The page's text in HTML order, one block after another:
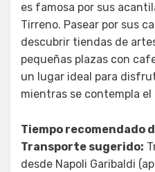
es famosa por sus
Tirreno. Pasear por sus
descubrir tiendas de
pequeñas plazas con
un lugar ideal para
mientras se contempla
Tiempo recomendado
Transporte sugerido:
desde Napoli Garibaldi